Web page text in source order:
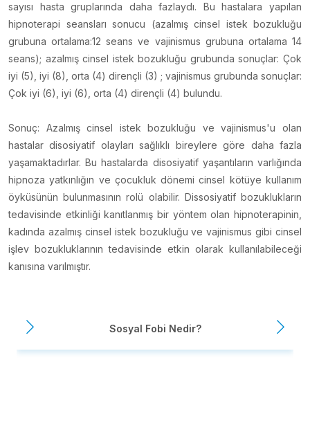
sayısı hasta gruplarında daha fazlaydı. Bu hastalara yapılan
hipnoterapi seansları sonucu (azalmış cinsel istek bozukluğu
grubuna ortalama:12 seans ve vajinismus grubuna ortalama 14
seans); azalmış cinsel istek bozukluğu grubunda sonuçlar: Çok
iyi (5), iyi (8), orta (4) dirençli (3) ; vajinismus grubunda sonuçlar:
Çok iyi (6), iyi (6), orta (4) dirençli (4) bulundu.
Sonuç: Azalmış cinsel istek bozukluğu ve vajinismus'u olan
hastalar disosiyatif olayları sağlıklı bireylere göre daha fazla
yaşamaktadırlar. Bu hastalarda disosiyatif yaşantıların varlığında
hipnoza yatkınlığın ve çocukluk dönemi cinsel kötüye kullanım
öyküsünün bulunmasının rolü olabilir. Dissosiyatif bozuklukların
tedavisinde etkinliği kanıtlanmış bir yöntem olan hipnoterapinin,
kadında azalmış cinsel istek bozukluğu ve vajinismus gibi cinsel
işlev bozukluklarının tedavisinde etkin olarak kullanılabileceği
kanısına varılmıştır.
Sosyal Fobi Nedir?